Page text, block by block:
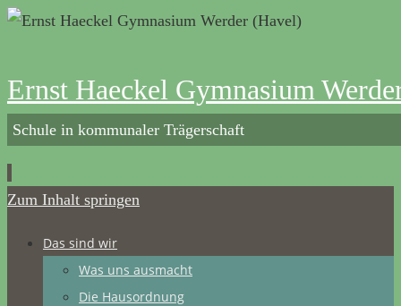
Ernst Haeckel Gymnasium
Schule in kommunaler Trägerschaft
Zum Inhalt springen
Das sind wir
Was uns ausmacht
Die Hausordnung